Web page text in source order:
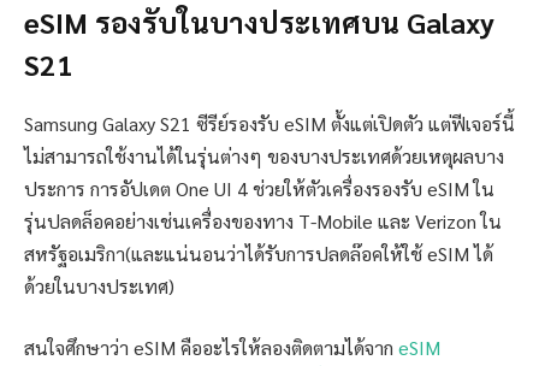
eSIM รองรับในบางประเทศบน Galaxy
S21
Samsung Galaxy S21 ซีรีย์รองรับ eSIM ตั้งแต่เปิดตัว แต่ฟีเจอร์นี้
ไม่สามารถใช้งานได้ในรุ่นต่างๆ ของบางประเทศด้วยเหตุผลบาง
ประการ การอัปเดต One UI 4 ช่วยให้ตัวเครื่องรองรับ eSIM ใน
รุ่นปลดล็อคอย่างเช่นเครื่องของทาง T-Mobile และ Verizon ใน
สหรัฐอเมริกา(และแน่นอนว่าได้รับการปลดล๊อคให้ใช้ eSIM ได้
ด้วยในบางประเทศ)
สนใจศึกษาว่า eSIM คืออะไรให้ลองติดตามได้จาก eSIM